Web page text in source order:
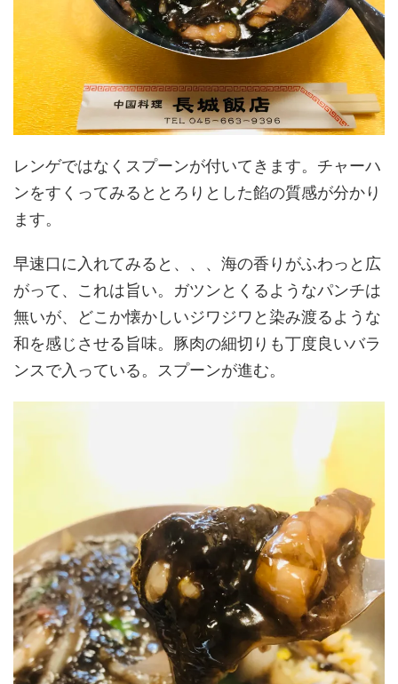
レンゲではなくスプーンが付いてきます。チャーハ
ンをすくってみるととろりとした餡の質感が分かり
ます。
早速口に入れてみると、、、海の香りがふわっと広
がって、これは旨い。ガツンとくるようなパンチは
無いが、どこか懐かしいジワジワと染み渡るような
和を感じさせる旨味。豚肉の細切りも丁度良いバラ
ンスで入っている。スプーンが進む。